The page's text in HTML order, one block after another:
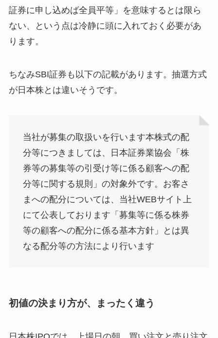
証券に申し込めば全員平等」を意味するとは限ら
ない、という点は冷静に頭に入れておく必要があ
ります。
ちなみSBI証券も以下の記載があります。抽選方式
が日本株とは違いそうです。
当社が募集の取扱いを行います本株式の配
分等につきましては、日本証券業協会「株
券等の募集等の引受け等に係る顧客への配
分等に関する規則」の対象外です。お客さ
まへの配分については、当社WEBサイト上
にて公表しております「募集等に係る株券
等の顧客への配分に係る基本方針」とは異
なる配分等の方法により行います
初値の決まり方が、まったく違う